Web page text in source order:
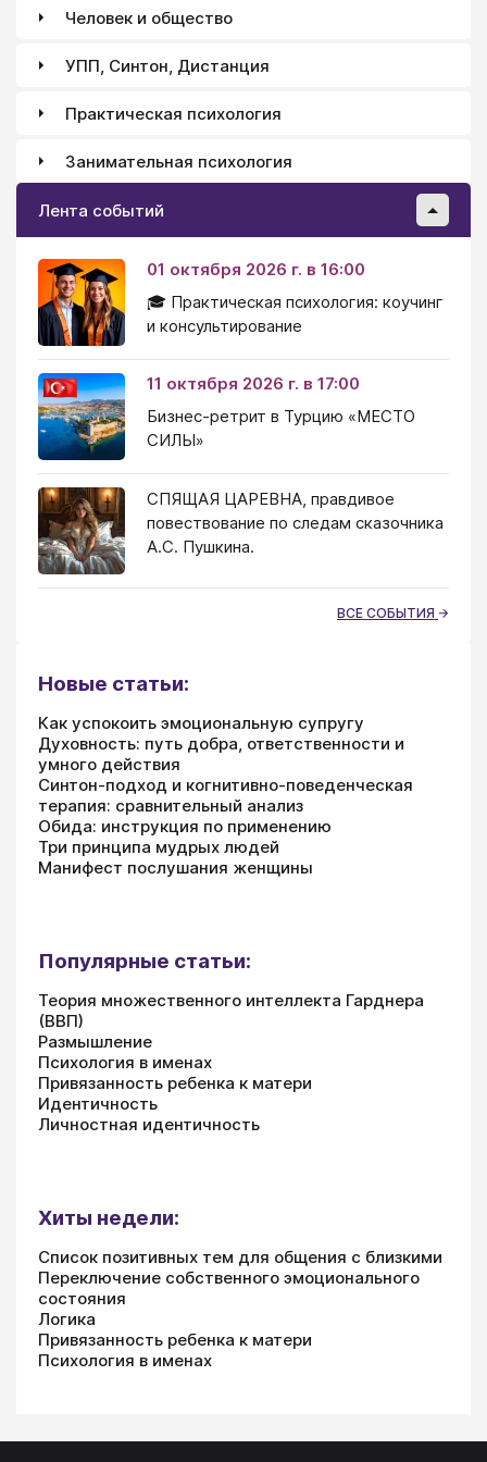
Человек и общество
УПП, Синтон, Дистанция
Практическая психология
Занимательная психология
Лента событий
01 октября 2026 г. в 16:00
🎓 Практическая психология: коучинг
и консультирование
11 октября 2026 г. в 17:00
Бизнес-ретрит в Турцию «МЕСТО
СИЛЫ»
СПЯЩАЯ ЦАРЕВНА, правдивое
повествование по следам сказочника
А.С. Пушкина.
ВСЕ СОБЫТИЯ
Новые статьи:
Как успокоить эмоциональную супругу
Духовность: путь добра, ответственности и
умного действия
Синтон-подход и когнитивно-поведенческая
терапия: сравнительный анализ
Обида: инструкция по применению
Три принципа мудрых людей
Манифест послушания женщины
Популярные статьи:
Теория множественного интеллекта Гарднера
(ВВП)
Размышление
Психология в именах
Привязанность ребенка к матери
Идентичность
Личностная идентичность
Хиты недели:
Список позитивных тем для общения с близкими
Переключение собственного эмоционального
состояния
Логика
Привязанность ребенка к матери
Психология в именах